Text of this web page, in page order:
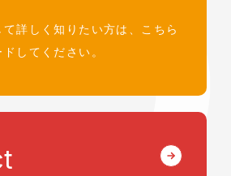
詳しく知りたい方は、
こちら
してください。